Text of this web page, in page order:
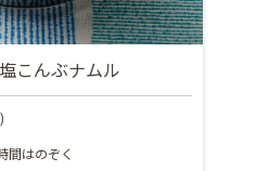
こんぶナムル
間はのぞく